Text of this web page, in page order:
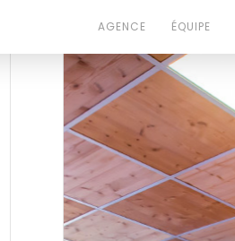
AGENCE ÉQUIPE